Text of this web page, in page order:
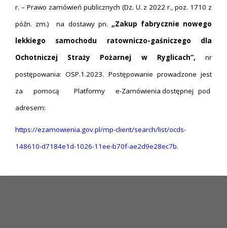
r. – Prawo zamówień publicznych (Dz. U. z 2022 r., poz. 1710 z
późn. zm.) na dostawy pn. „Zakup fabrycznie nowego
lekkiego samochodu ratowniczo-gaśniczego dla
Ochotniczej Straży Pożarnej w Ryglicach”, nr
postępowania: OSP.1.2023. Postępowanie prowadzone jest
za pomocą Platformy e-Zamówienia dostępnej pod
adresem:
https://ezamowienia.gov.pl/mp-client/search/list/ocds-
148610-d7184e1d-1026-11ee-b70f-ae2d9e28ec7b.